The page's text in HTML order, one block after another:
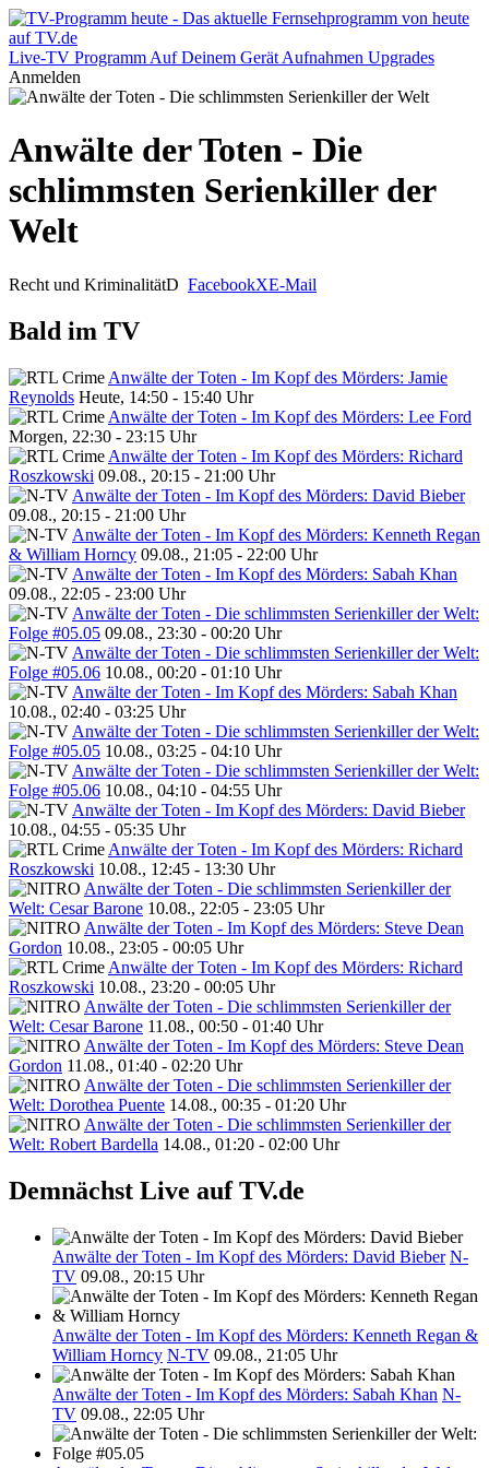
Live-TV Programm Auf Deinem Gerät Aufnahmen Upgrades
Anmelden
Anwälte der Toten - Die
schlimmsten Serienkiller der
Welt
Recht und KriminalitätD FacebookXE-Mail
Bald im TV
Anwälte der Toten - Im Kopf des Mörders: Jamie
Reynolds Heute, 14:50 - 15:40 Uhr
Anwälte der Toten - Im Kopf des Mörders: Lee Ford
Morgen, 22:30 - 23:15 Uhr
Anwälte der Toten - Im Kopf des Mörders: Richard
Roszkowski 09.08., 20:15 - 21:00 Uhr
Anwälte der Toten - Im Kopf des Mörders: David Bieber
09.08., 20:15 - 21:00 Uhr
Anwälte der Toten - Im Kopf des Mörders: Kenneth Regan
& William Horncy 09.08., 21:05 - 22:00 Uhr
Anwälte der Toten - Im Kopf des Mörders: Sabah Khan
09.08., 22:05 - 23:00 Uhr
Anwälte der Toten - Die schlimmsten Serienkiller der Welt:
Folge #05.05 09.08., 23:30 - 00:20 Uhr
Anwälte der Toten - Die schlimmsten Serienkiller der Welt:
Folge #05.06 10.08., 00:20 - 01:10 Uhr
Anwälte der Toten - Im Kopf des Mörders: Sabah Khan
10.08., 02:40 - 03:25 Uhr
Anwälte der Toten - Die schlimmsten Serienkiller der Welt:
Folge #05.05 10.08., 03:25 - 04:10 Uhr
Anwälte der Toten - Die schlimmsten Serienkiller der Welt:
Folge #05.06 10.08., 04:10 - 04:55 Uhr
Anwälte der Toten - Im Kopf des Mörders: David Bieber
10.08., 04:55 - 05:35 Uhr
Anwälte der Toten - Im Kopf des Mörders: Richard
Roszkowski 10.08., 12:45 - 13:30 Uhr
Anwälte der Toten - Die schlimmsten Serienkiller der
Welt: Cesar Barone 10.08., 22:05 - 23:05 Uhr
Anwälte der Toten - Im Kopf des Mörders: Steve Dean
Gordon 10.08., 23:05 - 00:05 Uhr
Anwälte der Toten - Im Kopf des Mörders: Richard
Roszkowski 10.08., 23:20 - 00:05 Uhr
Anwälte der Toten - Die schlimmsten Serienkiller der
Welt: Cesar Barone 11.08., 00:50 - 01:40 Uhr
Anwälte der Toten - Im Kopf des Mörders: Steve Dean
Gordon 11.08., 01:40 - 02:20 Uhr
Anwälte der Toten - Die schlimmsten Serienkiller der
Welt: Dorothea Puente 14.08., 00:35 - 01:20 Uhr
Anwälte der Toten - Die schlimmsten Serienkiller der
Welt: Robert Bardella 14.08., 01:20 - 02:00 Uhr
Demnächst Live auf TV.de
Anwälte der Toten - Im Kopf des Mörders: David Bieber N-
TV 09.08., 20:15 Uhr
Anwälte der Toten - Im Kopf des Mörders: Kenneth Regan &
William Horncy N-TV 09.08., 21:05 Uhr
Anwälte der Toten - Im Kopf des Mörders: Sabah Khan N-
TV 09.08., 22:05 Uhr